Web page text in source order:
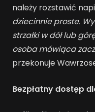
należy rozstawić
dziecinnie proste.
strzałki w dół lub
osoba mówiąca
przekonuje
Bezpłatny dostęp